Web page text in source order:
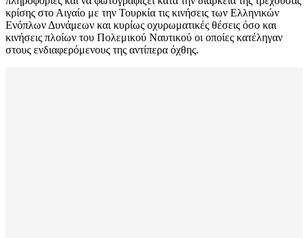
κρίσης στο Αιγαίο με την Τουρκία τις κινήσεις των Ελληνικών
Ενόπλων Δυνάμεων και κυρίως οχυρωματικές θέσεις όσο και
κινήσεις πλοίων του Πολεμικού Ναυτικού οι οποίες κατέληγαν
στους ενδιαφερόμενους της αντίπερα όχθης.